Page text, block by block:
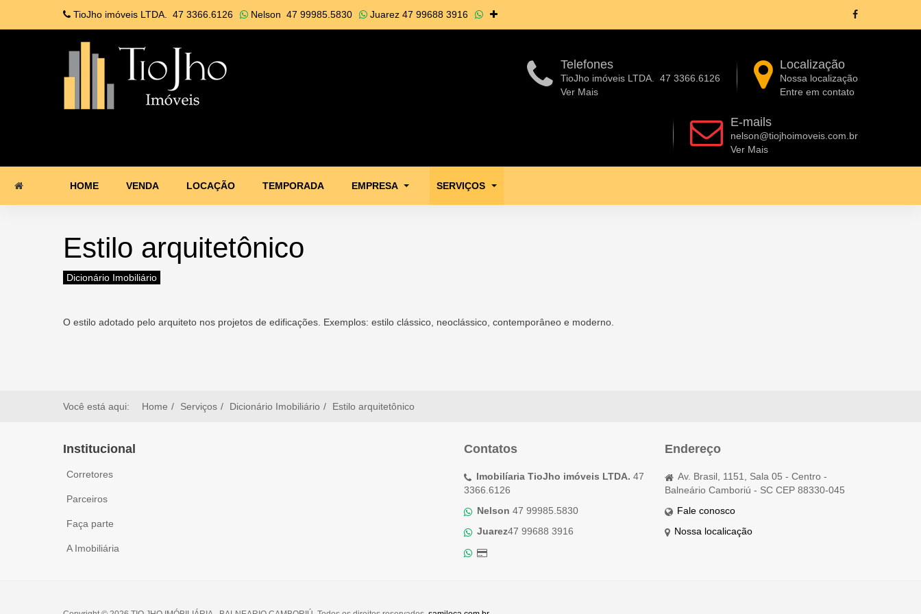
TioJho imóveis LTDA. 47 3366.6126 Nelson 47 99985.5830 Juarez 47 99688 3916
Telefones
TioJho imóveis LTDA.
47 3366.6126
Ver Mais
Localização
Nossa localização
Entre em contato
E-mails
nelson@tiojhoimoveis.com.br
Ver Mais
HOME VENDA LOCAÇÃO TEMPORADA EMPRESA SERVIÇOS
Estilo arquitetônico
Dicionário Imobiliário
O estilo adotado pelo arquiteto nos projetos de edificações. Exemplos: estilo clássico, neoclássico, contemporâneo e moderno.
Você está aqui: Home Serviços Dicionário Imobiliário Estilo arquitetônico
Institucional
Corretores
Parceiros
Faça parte
A Imobiliária
Contatos
Imobilíaria TioJho imóveis LTDA. 47
3366.6126
Nelson 47 99985.5830
Juarez47 99688 3916
Endereço
Av. Brasil, 1151, Sala 05 - Centro -
Balneário Camboriú - SC CEP 88330-045
Fale conosco
Nossa localicação